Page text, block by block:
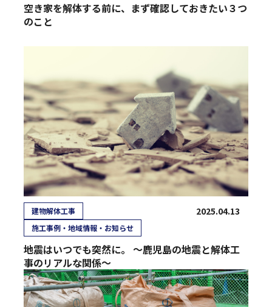
空き家を解体する前に、まず確認しておきたい３つ
のこと
建物解体工事
施工事例・地域情報・お知らせ
2025.04.13
地震はいつでも突然に。 〜鹿児島の地震と解体工
事のリアルな関係〜